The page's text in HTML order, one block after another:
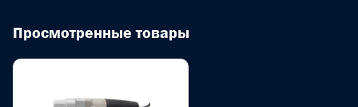
Просмотренные товары